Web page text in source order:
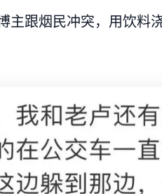
主跟烟民冲突，用饮料